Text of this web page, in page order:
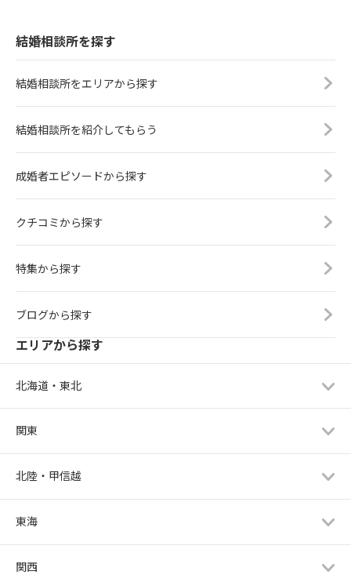
結婚相談所を探す
結婚相談所をエリアから探す
結婚相談所を紹介してもらう
成婚者エピソードから探す
クチコミから探す
特集から探す
ブログから探す
エリアから探す
北海道・東北
関東
北陸・甲信越
東海
関西